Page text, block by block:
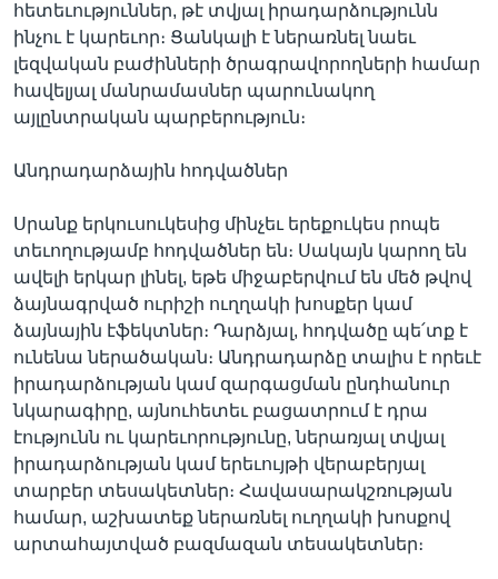
հետեւություններ, թէ տվյալ իրադարձությունն
ինչու է կարեւոր։ Ցանկալի է ներառնել նաեւ
լեզվական բաժինների ծրագրավորողների համար
հավելյալ մանրամասներ պարունակող
այլընտրական պարբերություն։
Անդրադարձային հոդվածներ
Սրանք երկուսուկեսից մինչեւ երեքուկես րոպե
տեւողությամբ հոդվածներ են։ Սակայն կարող են
ավելի երկար լինել, եթե միջաբերվում են մեծ թվով
ձայնագրված ուրիշի ուղղակի խոսքեր կամ
ձայնային էֆեկտներ։ Դարձյալ, հոդվածը պե՛տք է
ունենա ներածական։ Անդրադարձը տալիս է որեւէ
իրադարձության կամ զարգացման ընդհանուր
նկարագիրը, այնուհետեւ բացատրում է դրա
էությունն ու կարեւորությունը, ներառյալ տվյալ
իրադարձության կամ երեւույթի վերաբերյալ
տարբեր տեսակետներ։ Հավասարակշռության
համար, աշխատեք ներառնել ուղղակի խոսքով
արտահայտված բազմազան տեսակետներ։